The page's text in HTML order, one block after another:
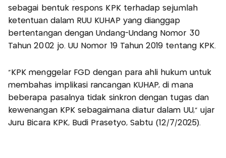
sebagai bentuk respons KPK terhadap sejumlah
ketentuan dalam RUU KUHAP yang dianggap
bertentangan dengan Undang-Undang Nomor 30
Tahun 2002 jo. UU Nomor 19 Tahun 2019 tentang KPK.
"KPK menggelar FGD dengan para ahli hukum untuk
membahas implikasi rancangan KUHAP, di mana
beberapa pasalnya tidak sinkron dengan tugas dan
kewenangan KPK sebagaimana diatur dalam UU," ujar
Juru Bicara KPK, Budi Prasetyo, Sabtu (12/7/2025).